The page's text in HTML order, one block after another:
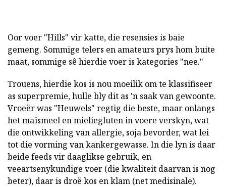
Oor voer "Hills" vir katte, die resensies is baie
gemeng. Sommige telers en amateurs prys hom buite
maat, sommige sê hierdie voer is kategories "nee."
Trouens, hierdie kos is nou moeilik om te klassifiseer
as superpremie, hulle bly dit as 'n saak van gewoonte.
Vroeër was "Heuwels" regtig die beste, maar onlangs
het maïsmeel en mieliegluten in voere verskyn, wat
die ontwikkeling van allergie, soja bevorder, wat lei
tot die vorming van kankergewasse. In die lyn is daar
beide feeds vir daaglikse gebruik, en
veeartsenykundige voer (die kwaliteit daarvan is nog
beter), daar is droë kos en klam (net medisinale).